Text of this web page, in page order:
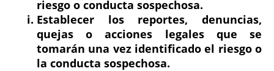
riesgo o conducta sospechosa.
Establecer los reportes, denuncias,
quejas o acciones legales que se
tomarán una vez identificado el riesgo o
la conducta sospechosa.